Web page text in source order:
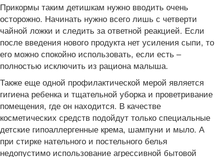
Прикормы таким детишкам нужно вводить очень
осторожно. Начинать нужно всего лишь с четверти
чайной ложки и следить за ответной реакцией. Если
после введения нового продукта нет усиления сыпи, то
его можно спокойно использовать, если есть –
полностью исключить из рациона малыша.
Также еще одной профилактической мерой является
гигиена ребенка и тщательной уборка и проветривание
помещения, где он находится. В качестве
косметических средств подойдут только специальные
детские гипоаллергенные крема, шампуни и мыло. А
при стирке нательного и постельного белья
недопустимо использование агрессивной бытовой